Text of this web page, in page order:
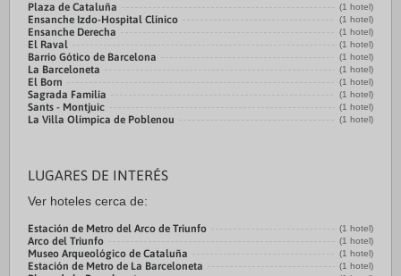
Plaza de Cataluña (1 hotel)
Ensanche Izdo-Hospital Clínico (1 hotel)
Ensanche Derecha (1 hotel)
El Raval (1 hotel)
Barrio Gótico de Barcelona (1 hotel)
La Barceloneta (1 hotel)
El Born (1 hotel)
Sagrada Familia (1 hotel)
Sants - Montjuic (1 hotel)
La Villa Olímpica de Poblenou (1 hotel)
LUGARES DE INTERÉS
Ver hoteles cerca de:
Estación de Metro del Arco de Triunfo (1 hotel)
Arco del Triunfo (1 hotel)
Museo Arqueológico de Cataluña (1 hotel)
Estación de Metro de La Barceloneta (1 hotel)